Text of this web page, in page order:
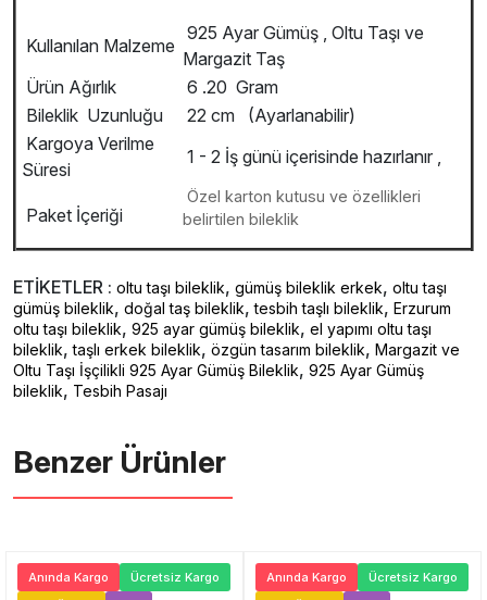
Kullanılan Malzeme
925 Ayar Gümüş , Oltu Taşı ve
Margazit Taş
Ürün Ağırlık
6 .20 Gram
Bileklik Uzunluğu
22 cm (Ayarlanabilir)
Kargoya Verilme
Süresi
1 - 2 İş günü içerisinde hazırlanır ,
Paket İçeriği
Özel karton kutusu ve özellikleri
belirtilen bileklik
ETİKETLER : oltu taşı bileklik, gümüş bileklik erkek, oltu taşı
gümüş bileklik, doğal taş bileklik,tesbih taşlı bileklik, Erzurum
oltu taşı bileklik, 925 ayar gümüş bileklik, el yapımı oltu taşı
bileklik,taşlı erkek bileklik, özgün tasarım bileklik, Margazit ve
Oltu Taşı İşçilikli 925 Ayar Gümüş Bileklik, 925 Ayar Gümüş
bileklik, Tesbih Pasajı
Benzer Ürünler ️
Anında Kargo
Ücretsiz Kargo
Anında Kargo
Ücretsiz Kargo